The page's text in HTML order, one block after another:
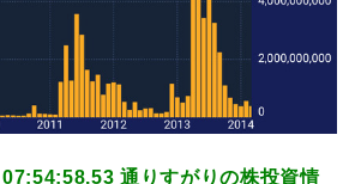
通りすがりの株投資情